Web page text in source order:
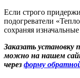
Если строго
подогреватели
сохраняя
Заказать установку
можно на нашем
через форму